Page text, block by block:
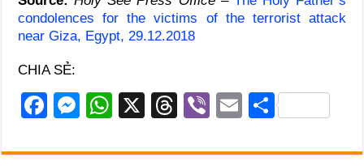
condolences for the victims of the terrorist attack
near Giza, Egypt, 29.12.2018
CHIA SẺ:
F
c
M
ss
W
at
X
T
e
Vi
er
E
ail
S
ar